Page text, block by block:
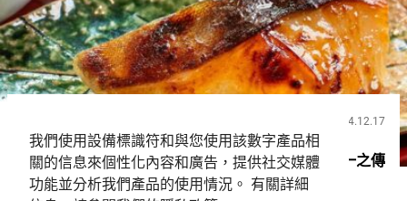
我們使用設備標識符和與您使用該數字產品相
關的信息來個性化內容和廣告，提供社交媒體
功能並分析我們產品的使用情況。 有關詳細
2024.12.17
京都老店進駐六本木 感受四季之美的料理【京都一之傳
六本木Hills店】